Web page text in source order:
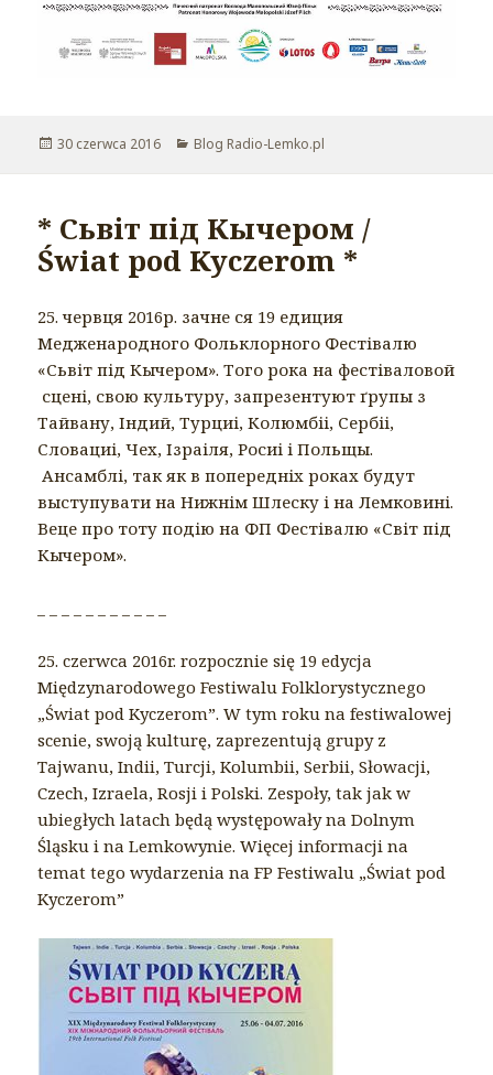
Opublikowano
30 czerwca 2016 Kategorie
Blog Radio-Lemko.pl
* Сьвіт під Кычером /
Świat pod Kyczerom *
25. червця 2016р. зачне ся 19 едиция
Медженародного Фольклорного Фестівалю
«Сьвіт під Кычером». Того рока на фестіваловой
сцені, свою культуру, запрезентуют ґрупы з
Тайвану, Індий, Турциі, Колюмбіі, Сербіі,
Словациі, Чех, Ізраіля, Росиі і Польщы.
Ансамблі, так як в попередніх роках будут
выступувати на Нижнім Шлеску і на Лемковині.
Веце про тоту подію на ФП Фестівалю «Світ під
Кычером».
25. czerwca 2016r. rozpocznie się 19 edycja
Międzynarodowego Festiwalu Folklorystycznego
„Świat pod Kyczerom”. W tym roku na festiwalowej
scenie, swoją kulturę, zaprezentują grupy z
Tajwanu, Indii, Turcji, Kolumbii, Serbii, Słowacji,
Czech, Izraela, Rosji i Polski. Zespoły, tak jak w
ubiegłych latach będą występowały na Dolnym
Śląsku i na Lemkowynie. Więcej informacji na
temat tego wydarzenia na FP Festiwalu „Świat pod
Kyczerom”